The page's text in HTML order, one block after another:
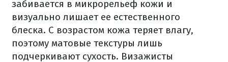
забивается в микрорельеф кожи и
визуально лишает ее естественного
блеска. С возрастом кожа теряет влагу,
поэтому матовые текстуры лишь
подчеркивают сухость. Визажисты